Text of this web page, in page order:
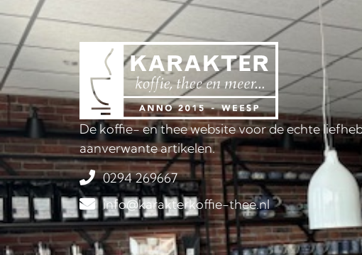
De koffie- en thee website voor de echte
aanverwante artikelen.
0294 269667
info@karakterkoffie-thee.nl